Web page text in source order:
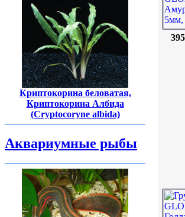
Криптокорина беловатая,
Криптокорина Албида
(Cryptocoryne albida)
Аквариумные рыбы